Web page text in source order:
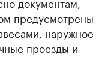
предусмотрены
наружное
проезды и